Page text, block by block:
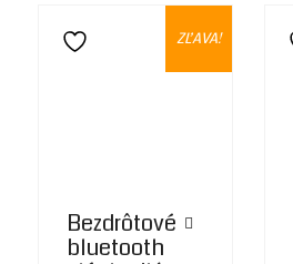
Pridať do zoznamu želaní
ZĽAVA!
Bezdrôtové
bluetooth